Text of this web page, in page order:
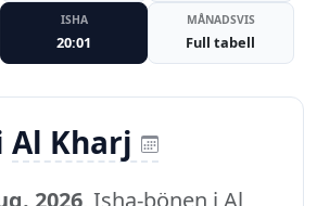
ISHA
20:01
MÅNADSVIS
Full tabell
Al Kharj